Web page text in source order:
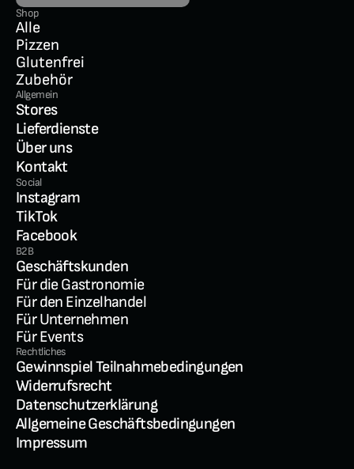
Shop
Alle
Pizzen
Glutenfrei
Zubehör
Allgemein
Stores
Lieferdienste
Über uns
Kontakt
Social
Instagram
TikTok
Facebook
B2B
Geschäftskunden
Für die Gastronomie
Für den Einzelhandel
Für Unternehmen
Für Events
Rechtliches
Gewinnspiel Teilnahmebedingungen
Widerrufsrecht
Datenschutzerklärung
Allgemeine Geschäftsbedingungen
Impressum